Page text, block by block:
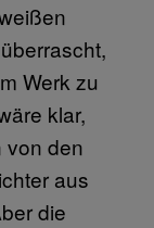
Werk zu
klar,
von den
aus
die